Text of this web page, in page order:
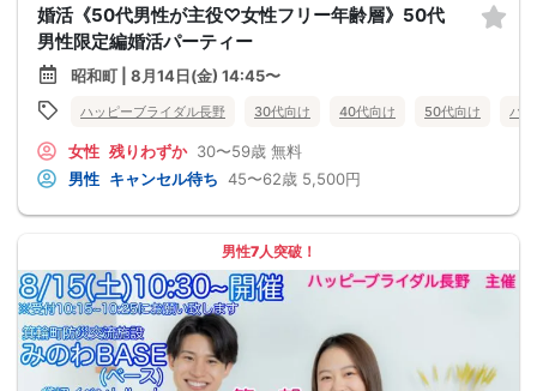
婚活《50代男性が主役♡女性フリー年齢層》50代
男性限定編婚活パーティー
昭和町 | 8月14日(金) 14:45〜
ハッピーブライダル長野 30代向け 40代向け 50代向け バ
女性 残りわずか 30〜59歳 無料
男性 キャンセル待ち 45〜62歳 5,500円
男性7人突破！